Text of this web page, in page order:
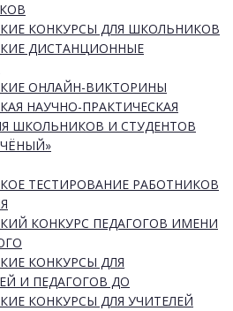
КОНКУРСЫ ДЛЯ ШКОЛЬНИКОВ
ДИСТАНЦИОННЫЕ
ОНЛАЙН-ВИКТОРИНЫ
НАУЧНО-ПРАКТИЧЕСКАЯ
ШКОЛЬНИКОВ И СТУДЕНТОВ
ТЕСТИРОВАНИЕ РАБОТНИКОВ
КОНКУРС ПЕДАГОГОВ ИМЕНИ
КОНКУРСЫ ДЛЯ
И ПЕДАГОГОВ ДО
КОНКУРСЫ ДЛЯ УЧИТЕЛЕЙ